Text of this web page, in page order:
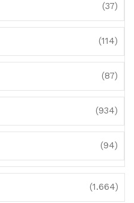
(37)
(114)
(87)
(934)
(94)
(1.664)